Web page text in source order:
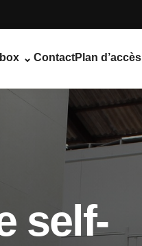
⌄ ContactPlan d’accès
self-